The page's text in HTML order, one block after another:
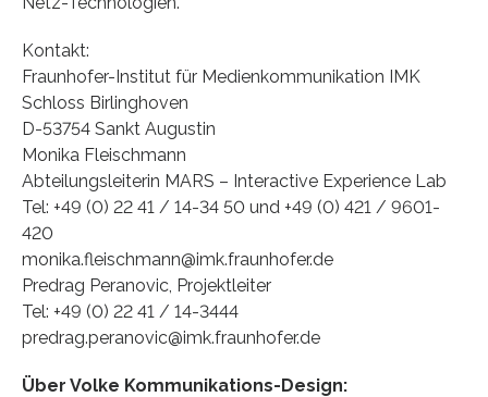
Kontakt:
Fraunhofer-Institut für Medienkommunikation IMK
Schloss Birlinghoven
D-53754 Sankt Augustin
Monika Fleischmann
Abteilungsleiterin MARS – Interactive Experience Lab
Tel: +49 (0) 22 41 / 14-34 50 und +49 (0) 421 / 9601-
420
monika.fleischmann@imk.fraunhofer.de
Predrag Peranovic, Projektleiter
Tel: +49 (0) 22 41 / 14-3444
predrag.peranovic@imk.fraunhofer.de
Über Volke Kommunikations-Design: